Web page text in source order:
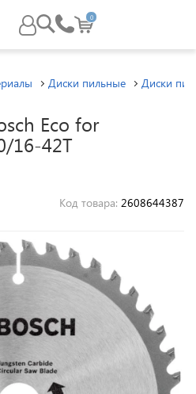
0
Диски пильные Диски
Eco for
16-42T
Код товара: 2608644387